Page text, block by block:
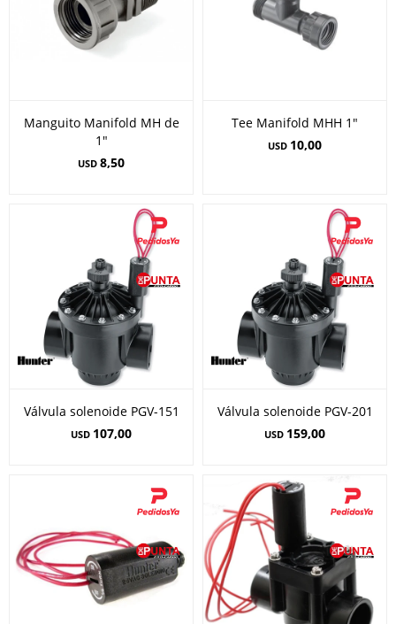
Manguito Manifold MH de
1"
USD 8,50
Tee Manifold MHH 1"
USD 10,00
Válvula solenoide PGV-151
USD 107,00
Válvula solenoide PGV-201
USD 159,00